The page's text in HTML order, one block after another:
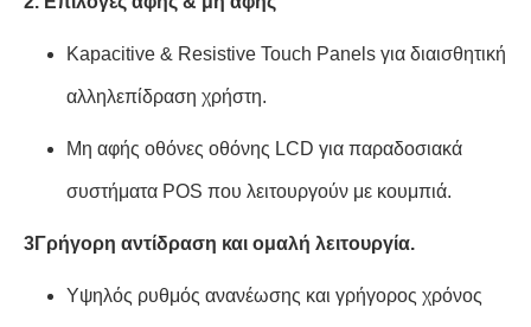
Κapacitive & Resistive Touch Panels για διαισθητική
αλληλεπίδραση χρήστη.
Μη αφής οθόνες οθόνης LCD για παραδοσιακά
συστήματα POS που λειτουργούν με κουμπιά.
3Γρήγορη αντίδραση και ομαλή λειτουργία.
Υψηλός ρυθμός ανανέωσης και γρήγορος χρόνος